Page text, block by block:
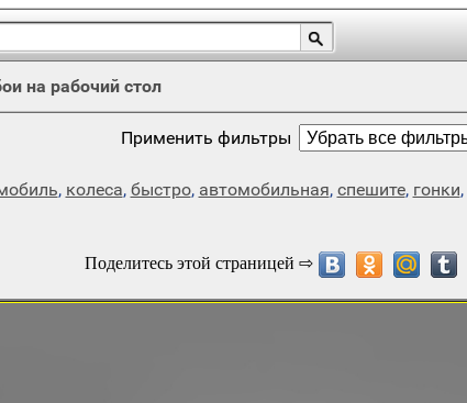
на рабочий стол
Применить фильтры
, колеса, быстро, автомобильная, спешите, гонки,